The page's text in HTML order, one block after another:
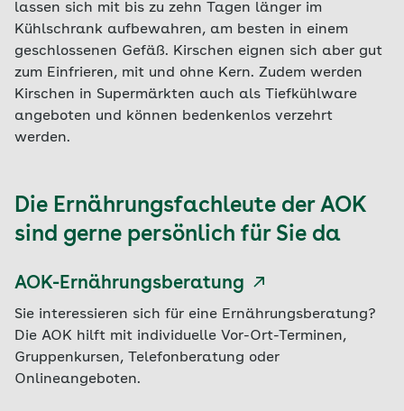
lassen sich mit bis zu zehn Tagen länger im
Kühlschrank aufbewahren, am besten in einem
geschlossenen Gefäß. Kirschen eignen sich aber gut
zum Einfrieren, mit und ohne Kern. Zudem werden
Kirschen in Supermärkten auch als Tiefkühlware
angeboten und können bedenkenlos verzehrt
werden.
Die Ernährungsfachleute der AOK
sind gerne persönlich für Sie da
AOK-Ernährungsberatung
Sie interessieren sich für eine Ernährungsberatung?
Die AOK hilft mit individuelle Vor-Ort-Terminen,
Gruppenkursen, Telefonberatung oder
Onlineangeboten.